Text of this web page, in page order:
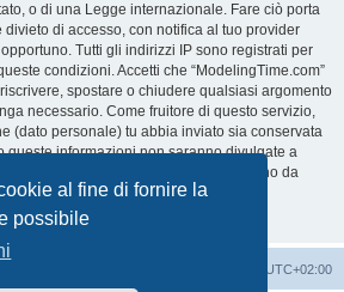
al fine di fornire la
possibile
o di una Legge internazionale. Fare ciò porta
divieto di accesso, con notifica al tuo provider
Tutti gli indirizzi IP sono registrati per
condizioni. Accetti che “ModelingTime.com”
spostare o chiudere qualsiasi argomento
necessario. Come fruitore di questo servizio,
(dato personale) tu abbia inviato sia conservata
queste informazioni non saranno divulgate a
né “ModelingTime.com” o phpBB sono da
violazione al sistema che possa
UTC+02:00